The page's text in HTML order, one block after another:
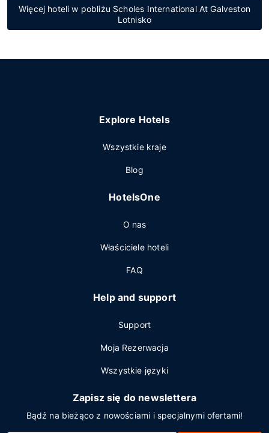
Więcej hoteli w pobliżu Scholes International At Galveston
Lotnisko
Explore Hotels
Wszystkie kraje
Blog
HotelsOne
O nas
Właściciele hoteli
FAQ
Help and support
Support
Moja Rezerwacja
Wszystkie języki
Zapisz się do newslettera
Bądź na bieżąco z nowościami i specjalnymi ofertami!